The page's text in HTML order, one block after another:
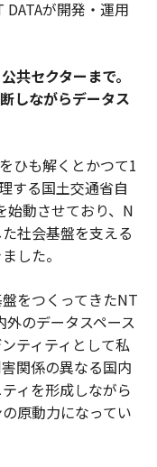
が開発・運用
セクターまで。
しながらデータス
ひも解くとかつて1
する国土交通省自
始動させており、N
社会基盤を支える
した。
をつくってきたNT
外のデータスペース
ティティとして私
関係の異なる国内
ィを形成しながら
原動力になってい